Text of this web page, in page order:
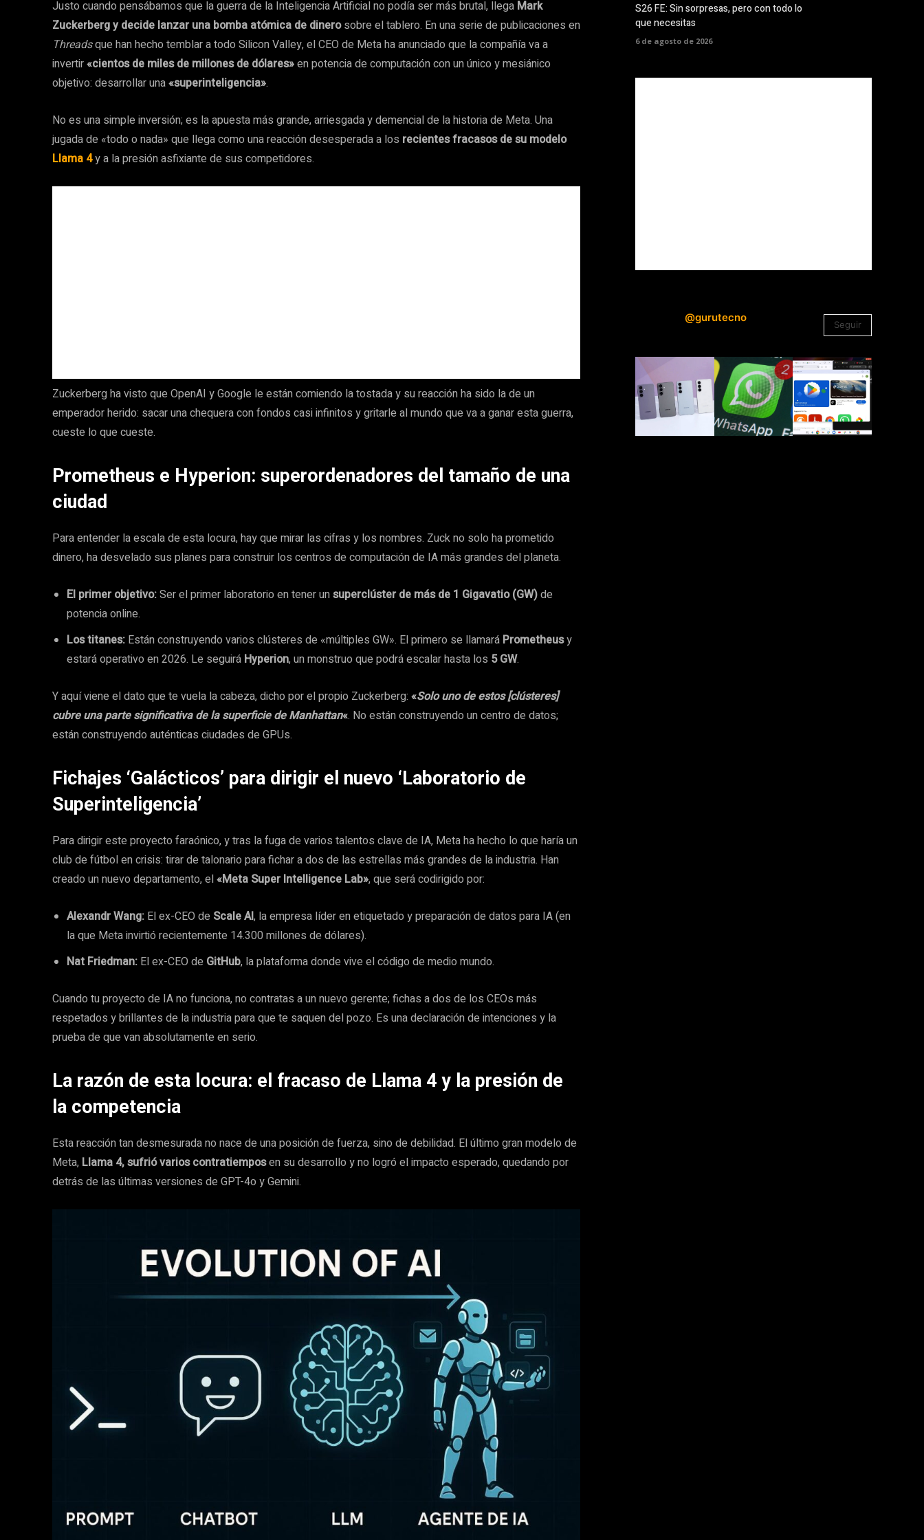
Justo cuando pensábamos que la guerra de la Inteligencia Artificial no podía ser más brutal, llega Mark
Zuckerberg y decide lanzar una bomba atómica de dinerosobre el tablero. En una serie de publicaciones en
Threadsque han hecho temblar a todo Silicon Valley, el CEO de Meta ha anunciado que la compañía va a
invertir«cientos de miles de millones de dólares»en potencia de computación con un único y mesiánico
objetivo: desarrollar una«superinteligencia».
No es una simple inversión; es la apuesta más grande, arriesgada y demencial de la historia de Meta. Una
jugada de «todo o nada» que llega como una reacción desesperada a los recientes fracasos de su modelo
Llama 4y a la presión asfixiante de sus competidores.
Zuckerberg ha visto que OpenAI y Google le están comiendo la tostada y su reacción ha sido la de un
emperador herido: sacar una chequera con fondos casi infinitos y gritarle al mundo que va a ganar esta guerra,
cueste lo que cueste.
Prometheus e Hyperion: superordenadores del tamaño de una
ciudad
Para entender la escala de esta locura, hay que mirar las cifras y los nombres. Zuck no solo ha prometido
dinero, ha desvelado sus planes para construir los centros de computación de IA más grandes del planeta.
El primer objetivo:Ser el primer laboratorio en tener unsuperclúster de más de 1 Gigavatio (GW)de
potencia online.
Los titanes: Están construyendo varios clústeres de «múltiples GW». El primero se llamará Prometheusy
estará operativo en 2026. Le seguirá Hyperion, un monstruo que podrá escalar hasta los 5 GW.
Y aquí viene el dato que te vuela la cabeza, dicho por el propio Zuckerberg: «Solo uno de estos [clústeres]
cubre una parte significativa de la superficie de Manhattan«. No están construyendo un centro de datos;
están construyendo auténticas ciudades de GPUs.
Fichajes ‘Galácticos’ para dirigir el nuevo ‘Laboratorio de
Superinteligencia’
Para dirigir este proyecto faraónico, y tras la fuga de varios talentos clave de IA, Meta ha hecho lo que haría un
club de fútbol en crisis: tirar de talonario para fichar a dos de las estrellas más grandes de la industria. Han
creado un nuevo departamento, el«Meta Super Intelligence Lab», que será codirigido por:
Alexandr Wang: El ex-CEO de Scale AI, la empresa líder en etiquetado y preparación de datos para IA (en
la que Meta invirtió recientemente 14.300 millones de dólares).
Nat Friedman: El ex-CEO de GitHub, la plataforma donde vive el código de medio mundo.
Cuando tu proyecto de IA no funciona, no contratas a un nuevo gerente; fichas a dos de los CEOs más
respetados y brillantes de la industria para que te saquen del pozo. Es una declaración de intenciones y la
prueba de que van absolutamente en serio.
La razón de esta locura: el fracaso de Llama 4 y la presión de
la competencia
Esta reacción tan desmesurada no nace de una posición de fuerza, sino de debilidad. El último gran modelo de
Meta, Llama 4, sufrió varios contratiemposen su desarrollo y no logró el impacto esperado, quedando por
detrás de las últimas versiones de GPT-4o y Gemini.
S26 FE: Sin sorpresas, pero con todo lo
que necesitas
6 de agosto de 2026
@gurutecno
Seguir